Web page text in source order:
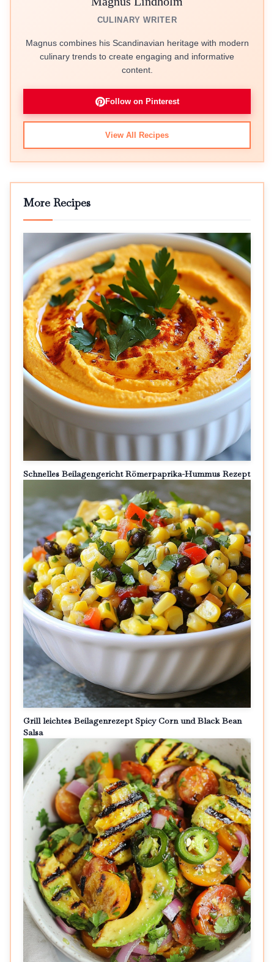
CULINARY WRITER
Magnus combines his Scandinavian heritage with modern
culinary trends to create engaging and informative
content.
Follow on Pinterest
View All Recipes
More Recipes
Schnelles Beilagengericht Römerpaprika-Hummus Rezept
Grill leichtes Beilagenrezept Spicy Corn und Black Bean
Salsa